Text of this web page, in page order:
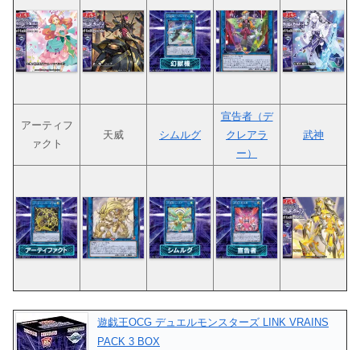
アーティフ
ァクト
天威 シムルグ
宣告者（デ
クレアラ
ー）
武神
遊戯王OCG デュエルモンスターズ LINK VRAINS
PACK 3 BOX